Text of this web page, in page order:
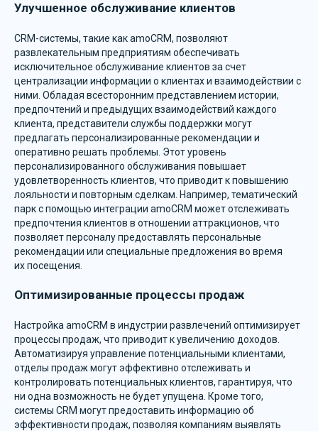
Улучшенное обслуживание клиентов
CRM-системы, такие как amoCRM, позволяют
развлекательным предприятиям обеспечивать
исключительное обслуживание клиентов за счет
централизации информации о клиентах и взаимодействии с
ними. Обладая всесторонним представлением истории,
предпочтений и предыдущих взаимодействий каждого
клиента, представители службы поддержки могут
предлагать персонализированные рекомендации и
оперативно решать проблемы. Этот уровень
персонализированного обслуживания повышает
удовлетворенность клиентов, что приводит к повышению
лояльности и повторным сделкам. Например, тематический
парк с помощью интеграции amoCRM может отслеживать
предпочтения клиентов в отношении аттракционов, что
позволяет персоналу предоставлять персональные
рекомендации или специальные предложения во время
их посещения.
Оптимизированные процессы продаж
Настройка amoCRM в индустрии развлечений оптимизирует
процессы продаж, что приводит к увеличению доходов.
Автоматизируя управление потенциальными клиентами,
отделы продаж могут эффективно отслеживать и
контролировать потенциальных клиентов, гарантируя, что
ни одна возможность не будет упущена. Кроме того,
системы CRM могут предоставить информацию об
эффективности продаж, позволяя компаниям выявлять